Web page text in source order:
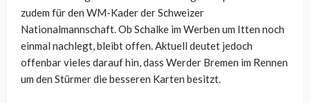
zudem für den WM-Kader der Schweizer
Nationalmannschaft. Ob Schalke im Werben um Itten noch
einmal nachlegt, bleibt offen. Aktuell deutet jedoch
offenbar vieles darauf hin, dass Werder Bremen im Rennen
um den Stürmer die besseren Karten besitzt.